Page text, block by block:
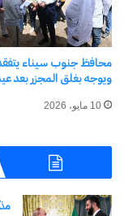
محافظ جنوب سيناء
ويوجه بغلق المجزر بعد
10 مايو، 2026